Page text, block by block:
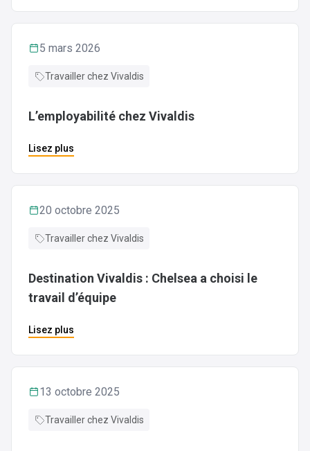
5 mars 2026
Travailler chez Vivaldis
L’employabilité chez Vivaldis
Lisez plus
20 octobre 2025
Travailler chez Vivaldis
Destination Vivaldis : Chelsea a choisi le
travail d’équipe
Lisez plus
13 octobre 2025
Travailler chez Vivaldis